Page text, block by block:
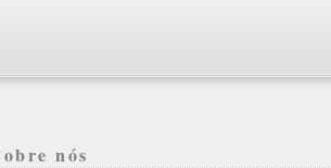
nós